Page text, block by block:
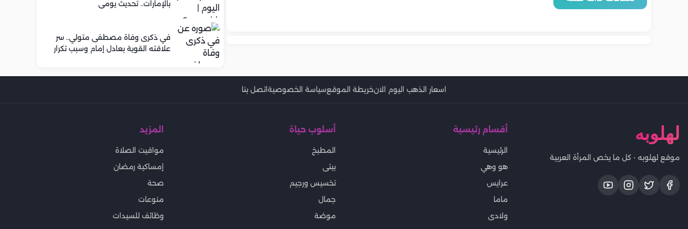
هانتا.. كل ما يجب أن تعرفه لحماية
الدماغ.. تأثيرات خطيرة تستدعي
أعراض فيروس HFMD وكيفية
بالإمارات.. تحديث يومي
في ذكرى وفاة مصطفى متولي.. سر
علاقته القوية بعادل إمام وسبب تكرار
اسعار الذهب اليوم الانخريطة الموقعسياسة الخصوصيةاتصل بنا
لهلوبه
موقع لهلوبه - كل ما يخص المرأة العربية
أقسام رئيسية
الرئيسية
هو وهي
عرايس
ماما
ولادى
أسلوب حياة
المطبخ
بيتى
تخسيس ورجيم
جمال
موضة
المزيد
مواقيت الصلاة
إمساكية رمضان
صحة
منوعات
وظائف للسيدات